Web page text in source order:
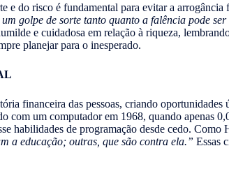
e do risco é fundamental para evitar a
golpe de sorte tanto quanto a falência pode
e cuidadosa em relação à riqueza,
planejar para o inesperado.
financeira das pessoas, criando
com um computador em 1968, quando apenas
habilidades de programação desde cedo. Como
a educação; outras, que são contra ela.” Essas